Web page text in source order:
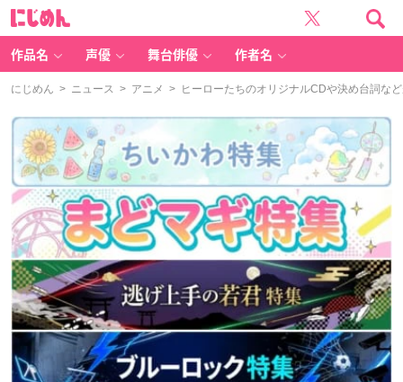
作品名 声優 舞台俳優 作者名
にじめん > ニュース > アニメ > ヒーローたちのオリジナルCDや決め台詞な